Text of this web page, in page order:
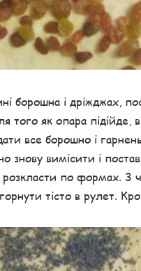
борошна і дріжджах,
того як опара підійде,
все борошно і
знову вимісити і
розкласти по формах.
тісто в рулет.